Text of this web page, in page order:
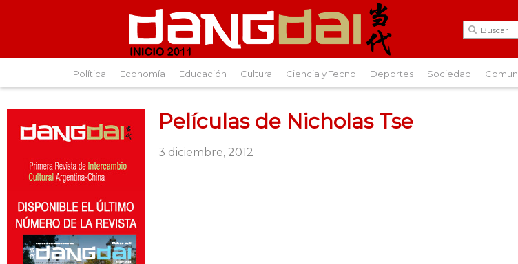
Política Economía Educación Cultura Ciencia y Tecno Deportes Sociedad
Películas de Nicholas Tse
3 diciembre, 2012